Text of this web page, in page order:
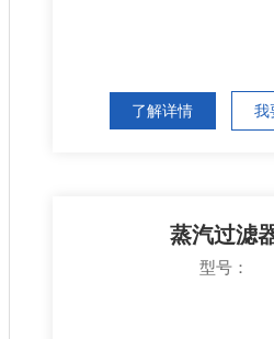
了解详情 我
蒸汽过滤
型号：